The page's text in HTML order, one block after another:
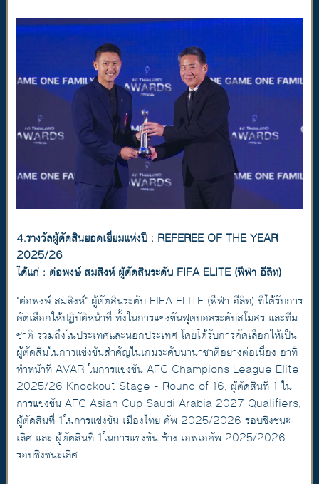
4.รางวัลผู้ตัดสินยอดเยี่ยมแห่งปี : REFEREE OF THE YEAR
2025/26
ได้แก่ : ต่อพงษ์ สมสิงห์ ผู้ตัดสินระดับ FIFA ELITE (ฟีฟ่า อีลิท)
"ต่อพงษ์ สมสิงห์" ผู้ตัดสินระดับ FIFA ELITE (ฟีฟ่า อีลิท) ที่ได้รับการ
คัดเลือกให้ปฏิบัติหน้าที่ ทั้งในการแข่งขันฟุตบอลระดับสโมสร และทีม
ชาติ รวมถึงในประเทศและนอกประเทศ โดยได้รับการคัดเลือกให้เป็น
ผู้ตัดสินในการแข่งขันสำคัญในเกมระดับนานาชาติอย่างต่อเนื่อง อาทิ
ทำหน้าที่ AVAR ในการแข่งขัน AFC Champions League Elite
2025/26 Knockout Stage - Round of 16, ผู้ตัดสินที่ 1 ใน
การแข่งขัน AFC Asian Cup Saudi Arabia 2027 Qualifiers,
ผู้ตัดสินที่ 1ในการแข่งขัน เมืองไทย คัพ 2025/2026 รอบชิงชนะ
เลิศ และ ผู้ตัดสินที่ 1ในการแข่งขัน ช้าง เอฟเอคัพ 2025/2026
รอบชิงชนะเลิศ